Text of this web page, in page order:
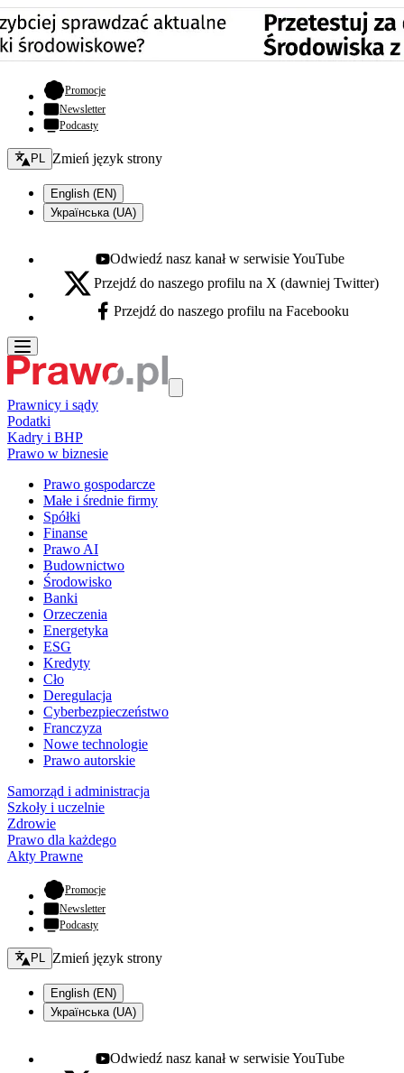
Promocje- otwiera się w nowej karcie
Newsletter
Podcasty
Zmień język - bieżący:
PL Zmień język strony
English (EN)
Українська (UA)
Youtube - otwiera się w nowej karcie
Odwiedź nasz kanał w serwisie YouTube
X - otwiera się w nowej karcie
Przejdź do naszego profilu na X (dawniej Twitter)
Facebook - otwiera się w nowej karcie
Przejdź do naszego profilu na Facebooku
Prawnicy i sądy
Podatki
Kadry i BHP
Prawo w biznesie
Prawo gospodarcze
Małe i średnie firmy
Spółki
Finanse
Prawo AI
Budownictwo
Środowisko
Banki
Orzeczenia
Energetyka
ESG
Kredyty
Cło
Deregulacja
Cyberbezpieczeństwo
Franczyza
Nowe technologie
Prawo autorskie
Samorząd i administracja
Szkoły i uczelnie
Zdrowie
Prawo dla każdego
Akty Prawne
Promocje- otwiera się w nowej karcie
Newsletter
Podcasty
Zmień język - bieżący:
PL Zmień język strony
English (EN)
Українська (UA)
Youtube - otwiera się w nowej karcie
Odwiedź nasz kanał w serwisie YouTube